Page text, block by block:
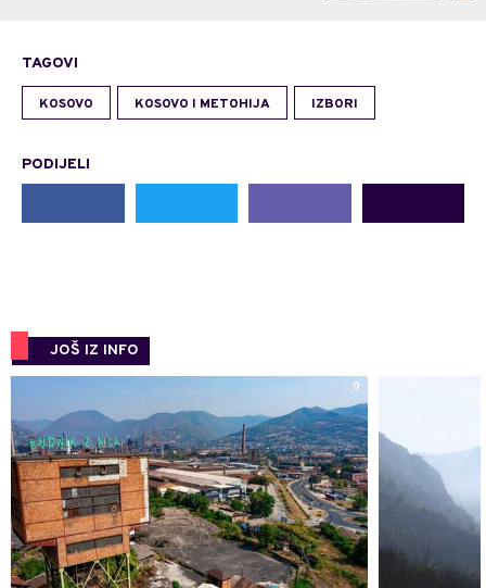
TAGOVI
KOSOVO KOSOVO I METOHIJA IZBORI
PODIJELI
JOŠ IZ INFO
0